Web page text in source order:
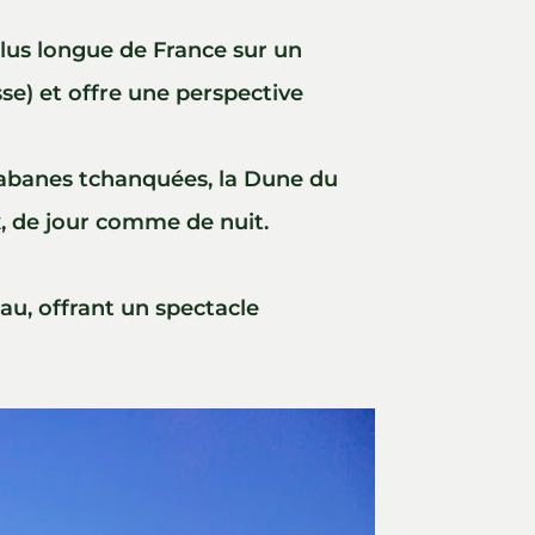
longue de France sur un
et offre une perspective
tchanquées, la Dune du
de jour comme de nuit.
offrant un spectacle